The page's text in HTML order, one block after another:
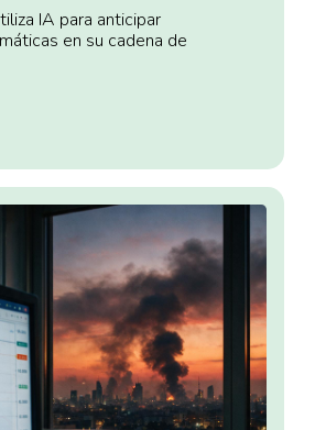
IA para anticipar
en su cadena de